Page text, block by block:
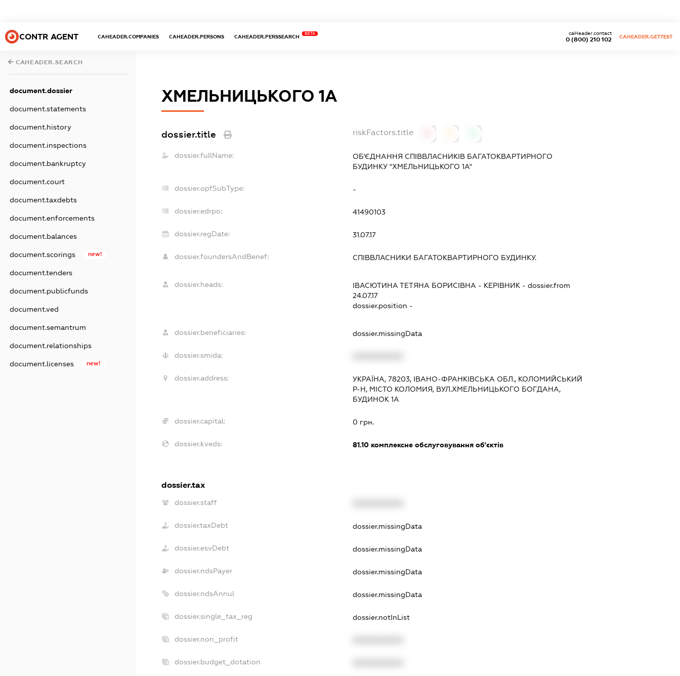
CONTR AGENT CAHEADER.COMPANIES CAHEADER.PERSONS CAHEADER.PERSSEARCH
BETA
0 (800) 210 102
caHeader.contact
CAHEADER.GETTEST
CAHEADER.SEARCH
document.dossier
document.statements
document.history
document.inspections
document.bankruptcy
document.court
document.taxdebts
document.enforcements
document.balances
document.scorings new!
document.tenders
document.publicfunds
document.ved
document.semantrum
document.relationships
document.licenses new!
ХМЕЛЬНИЦЬКОГО 1А
dossier.title riskFactors.title
dossier.fullName:
ОБ'ЄДНАННЯ СПІВВЛАСНИКІВ БАГАТОКВАРТИРНОГО
БУДИНКУ "ХМЕЛЬНИЦЬКОГО 1А"
dossier.opfSubType: -
dossier.edrpo: 41490103
dossier.regDate: 31.07.17
dossier.foundersAndBenef: СПІВВЛАСНИКИ БАГАТОКВАРТИРНОГО БУДИНКУ.
dossier.heads: ІВАСЮТИНА ТЕТЯНА БОРИСІВНА - КЕРІВНИК - dossier.from
24.07.17
dossier.position -
dossier.beneficiaries: dossier.missingData
dossier.smida:
dossier.address:
УКРАЇНА, 78203, ІВАНО-ФРАНКІВСЬКА ОБЛ., КОЛОМИЙСЬКИЙ
Р-Н, МІСТО КОЛОМИЯ, ВУЛ.ХМЕЛЬНИЦЬКОГО БОГДАНА,
БУДИНОК 1А
dossier.capital: 0 грн.
dossier.kveds: 81.10 комплексне обслуговування об'єктів
dossier.tax
dossier.staff
dossier.taxDebt dossier.missingData
dossier.esvDebt dossier.missingData
dossier.ndsPayer dossier.missingData
dossier.ndsAnnul dossier.missingData
dossier.single_tax_reg dossier.notInList
dossier.non_profit
dossier.budget_dotation